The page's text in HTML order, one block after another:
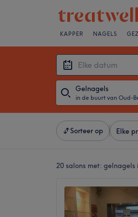
KAPPER NAGELS
Gelnagels
Sorteer op Elke
20 salons met: gelnagels